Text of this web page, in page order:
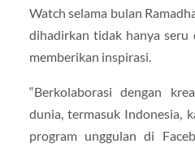
Watch selama bulan
dihadirkan tidak hanya seru
memberikan inspirasi.
“Berkolaborasi dengan
dunia, termasuk Indonesia,
program unggulan di